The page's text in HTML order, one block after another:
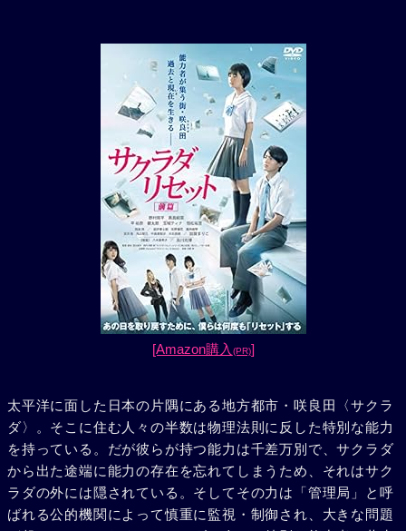
[Amazon購入 (PR)]
太平洋に面した日本の片隅にある地方都市・咲良田〈サクラ
ダ〉。そこに住む人々の半数は物理法則に反した特別な能力
を持っている。だが彼らが持つ能力は千差万別で、サクラダ
から出た途端に能力の存在を忘れてしまうため、それはサク
ラダの外には隠されている。そしてその力は「管理局」と呼
ばれる公的機関によって慎重に監視・制御され、大きな問題